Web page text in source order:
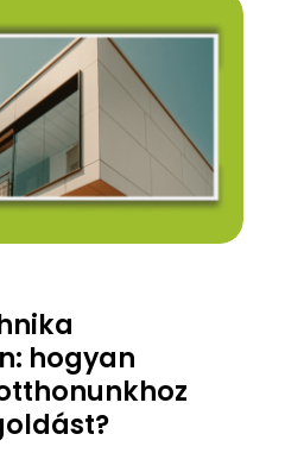
hogyan